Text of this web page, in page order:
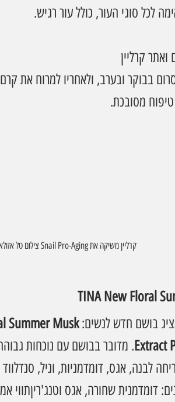
לכל סוגי העור, כולל עור רגיש.
קרליין
בבוקר ובערב, ולאחריו למרוח את
מסובכת.
קרליין משיקה את Snail Pro-Aging צילום טל אזולא
Summer Musk
Extract. מדובר בבושם עם נוכחות
לבנה, אגס, דומדמניות, וניל,
דומדמנית שחורה, אגס וטנג'ריןתווי